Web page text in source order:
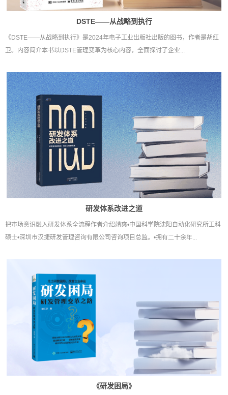
DSTE——从战略到执行
《DSTE——从战略到执行》是2024年电子工业出版社出版的图书，作者是胡红
卫。内容简介本书以DSTE管理变革为核心内容，全面探讨了企业...
研发体系改进之道
把市场意识融入研发体系全流程作者介绍靖爽•中国科学院沈阳自动化研究所工科
硕士•深圳市汉捷研发管理咨询有限公司咨询项目总监。•拥有二十余年...
《研发困局》